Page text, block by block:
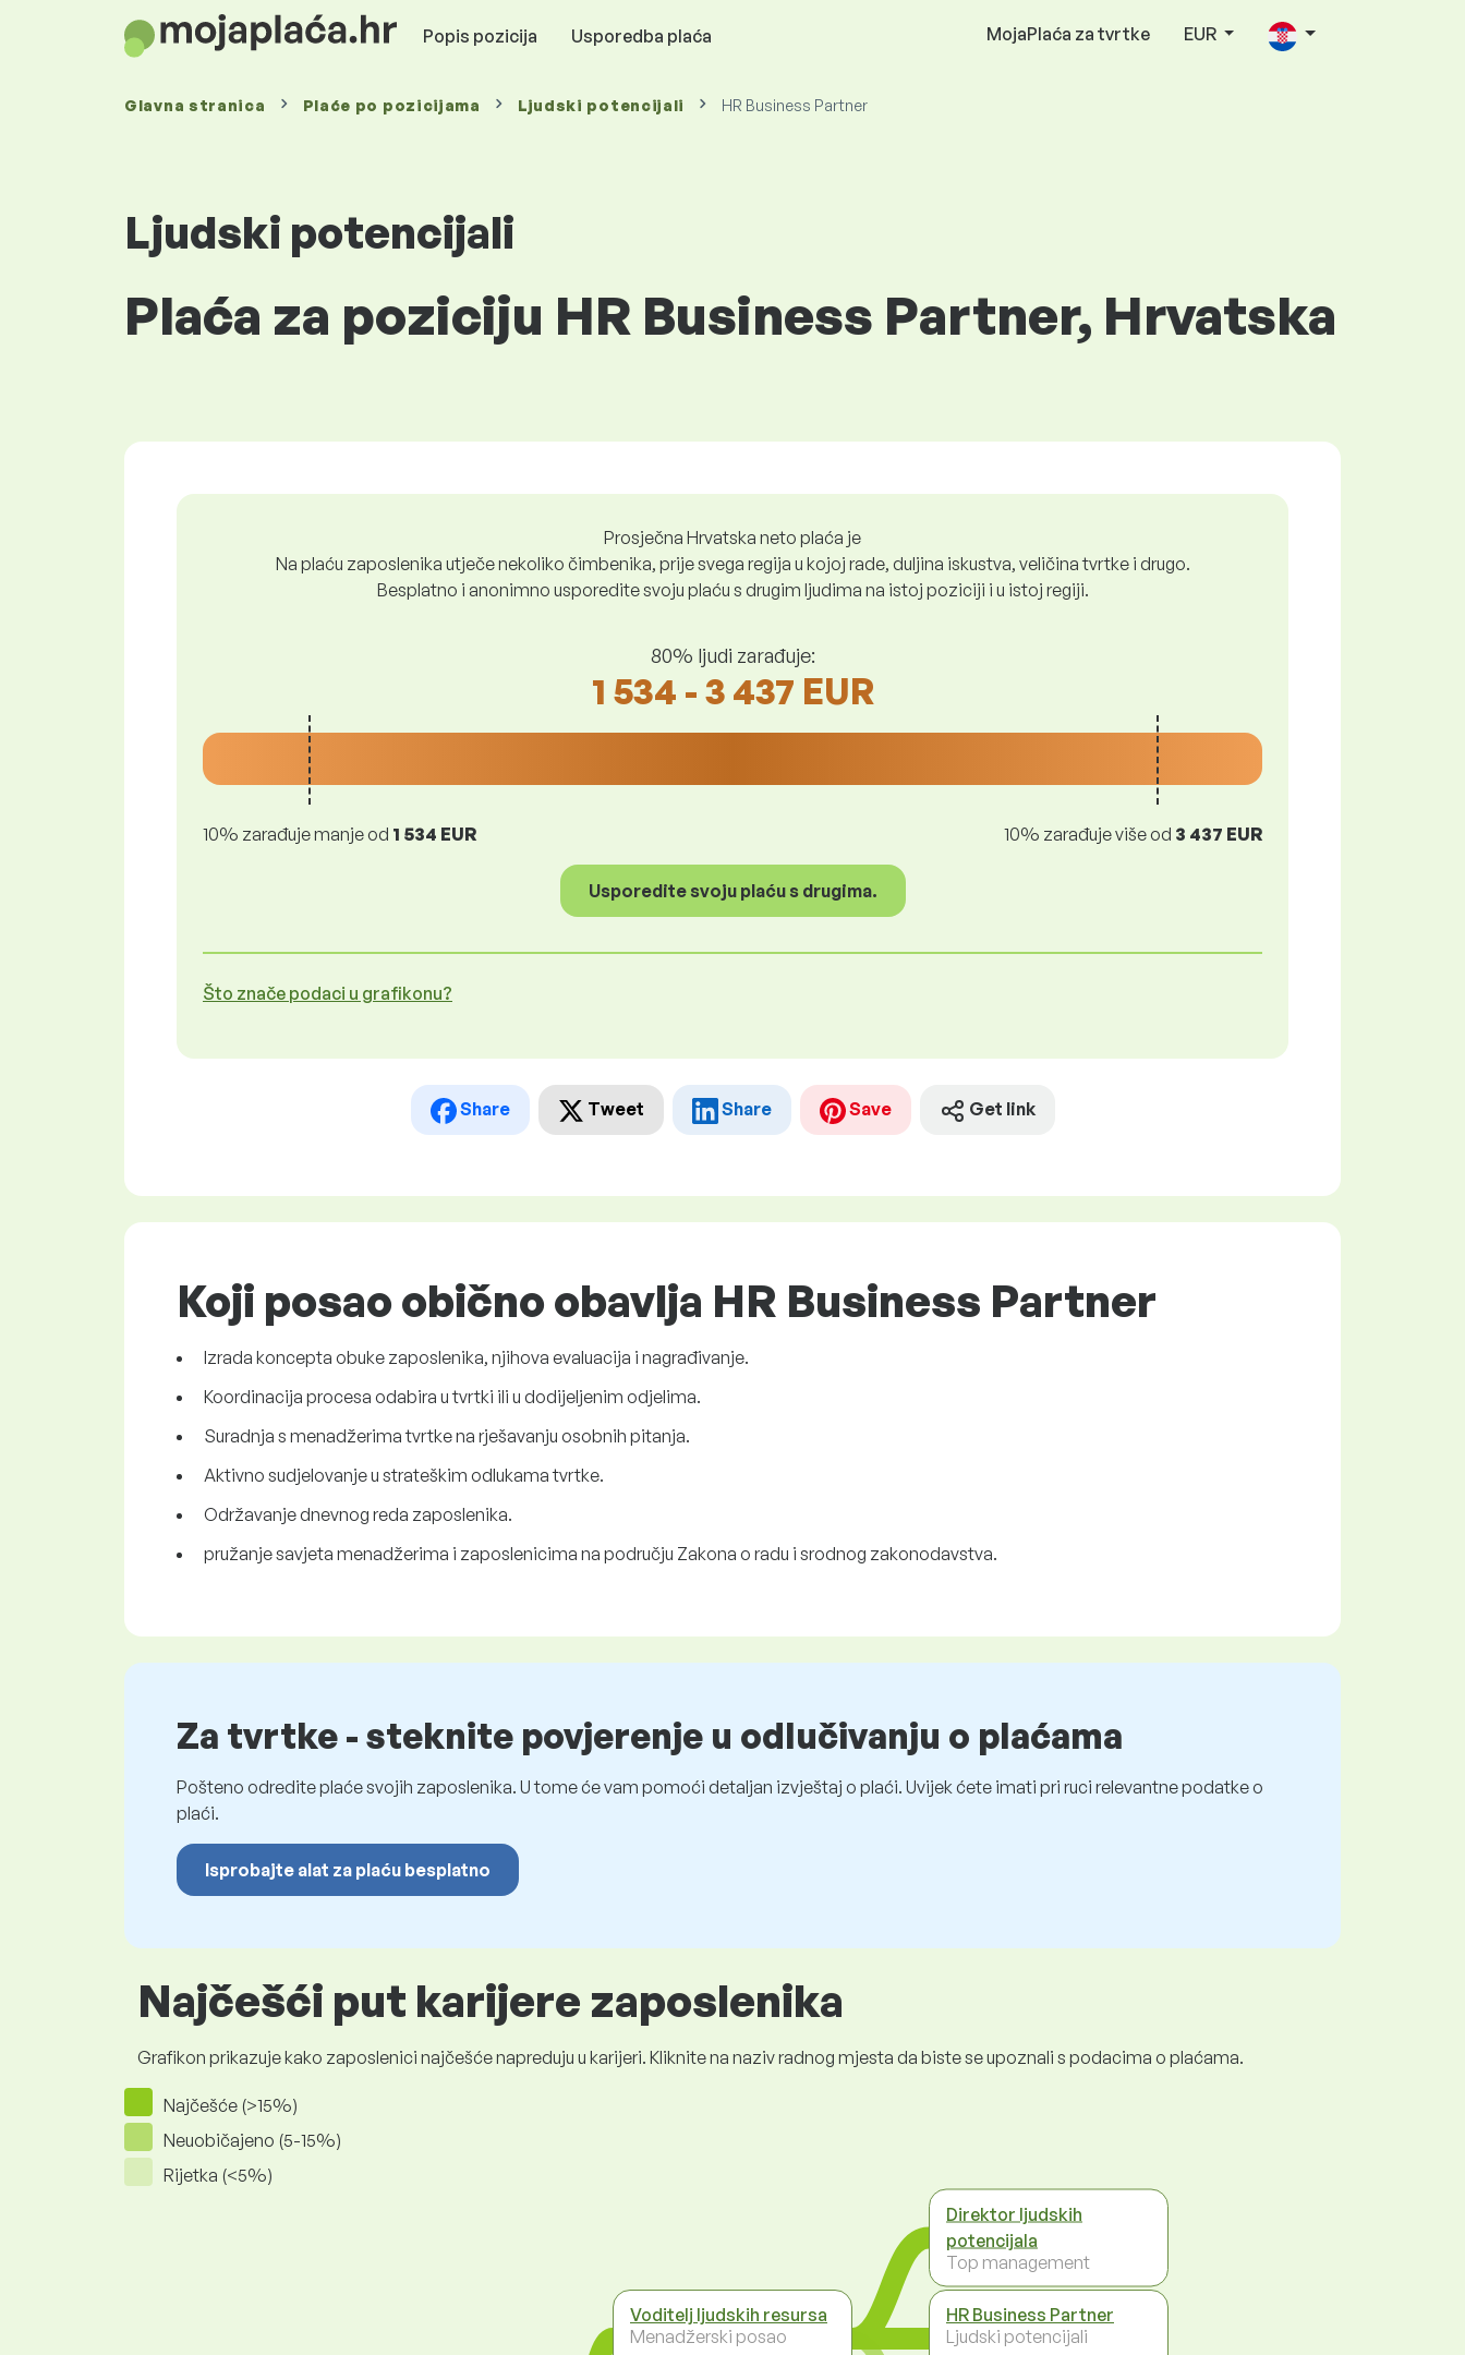
Popis pozicija Usporedba plaća MojaPlaća za tvrtke EUR
Glavna stranica Plaće po pozicijama Ljudski potencijali HR Business Partner
Ljudski potencijali
Plaća za poziciju HR Business Partner, Hrvatska
Prosječna Hrvatska neto plaća je
Na plaću zaposlenika utječe nekoliko čimbenika, prije svega regija u kojoj rade, duljina iskustva, veličina tvrtke i drugo.
Besplatno i anonimno usporedite svoju plaću s drugim ljudima na istoj poziciji i u istoj regiji.
80% ljudi zarađuje:
1 534 - 3 437 EUR
10% zarađuje manje od 1 534 EUR 10% zarađuje više od 3 437 EUR
Usporedite svoju plaću s drugima.
Što znače podaci u grafikonu?
Share Tweet Share Save Get link
Koji posao obično obavlja HR Business Partner
Izrada koncepta obuke zaposlenika, njihova evaluacija i nagrađivanje.
Koordinacija procesa odabira u tvrtki ili u dodijeljenim odjelima.
Suradnja s menadžerima tvrtke na rješavanju osobnih pitanja.
Aktivno sudjelovanje u strateškim odlukama tvrtke.
Održavanje dnevnog reda zaposlenika.
pružanje savjeta menadžerima i zaposlenicima na području Zakona o radu i srodnog zakonodavstva.
Za tvrtke - steknite povjerenje u odlučivanju o plaćama
Pošteno odredite plaće svojih zaposlenika. U tome će vam pomoći detaljan izvještaj o plaći. Uvijek ćete imati pri ruci relevantne podatke o
plaći.
Isprobajte alat za plaću besplatno
Najčešći put karijere zaposlenika
Grafikon prikazuje kako zaposlenici najčešće napreduju u karijeri. Kliknite na naziv radnog mjesta da biste se upoznali s podacima o plaćama.
Najčešće (>15%)
Neuobičajeno (5-15%)
Rijetka (<5%)
Voditelj ljudskih resursa
Menadžerski posao
Direktor ljudskih
potencijala
Top management
HR Business Partner
Ljudski potencijali